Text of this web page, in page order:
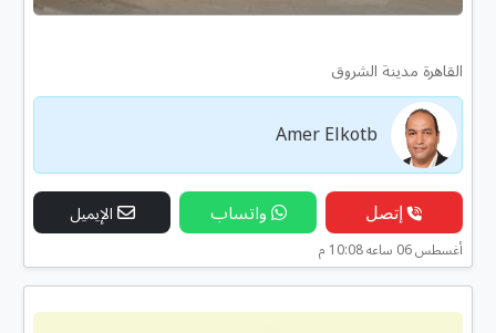
القاهرة مدينة الشروق
Amer Elkotb
إتصل واتساب الإيميل
أغسطس 06 ساعه 10:08 م